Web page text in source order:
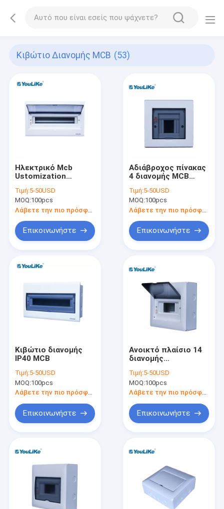
Κιβώτιο Διανομής MCB (53)
Ηλεκτρικό Mcb
Ustomization
ρεύματος Distribut
δύναμης διανομής
κιβώτιο διανομής
εξοπλισμού μικρό
Τιμή:5-50USD
MOQ:100pcs
Λάβετε την πιο πρόσφατη τιμή
Επικοινωνήστε
Αδιάβροχος πίνακας
4 διανομής MCB
Τιμή:5-50USD
MOQ:100pcs
Επικοινωνήστε
Κιβώτιο διανομής
IP40 MCB
Τιμή:5-50USD
MOQ:100pcs
Λάβετε την πιο πρόσφατη τιμή
Επικοινωνήστε
Ανοικτό πλαίσιο 14
διανομής
επιφάνεια τρόπων
που τοποθετείται
Τιμή:5-50USD
MOQ:100pcs
Επικοινωνήστε